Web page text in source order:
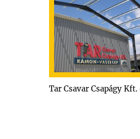
Tar Csavar Csapágy Kft.